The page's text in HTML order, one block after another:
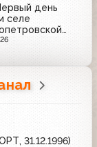
день
селе
31.12.1996)